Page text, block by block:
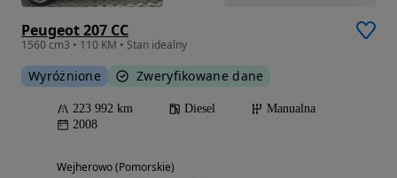
Peugeot 207 CC
1560 cm3 • 110 KM • Stan idealny
Wyróżnione Zweryfikowane dane
223 992 km Diesel
Manualna
2008
Wejherowo (Pomorskie)